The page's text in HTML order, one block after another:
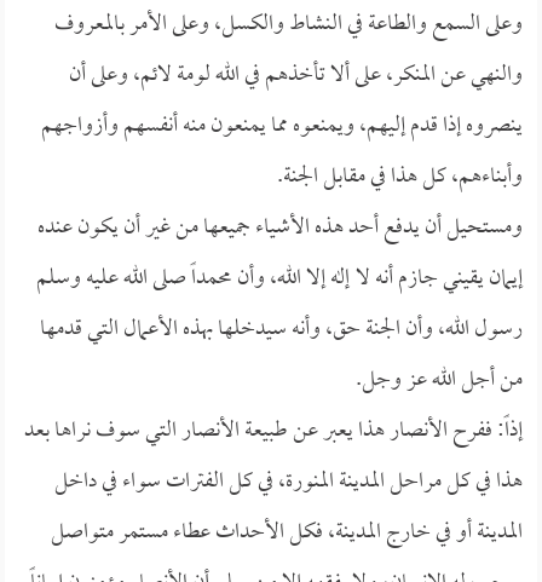
وعلى السمع والطاعة في النشاط والكسل، وعلى الأمر بالمعروف
والنهي عن المنكر، على ألا تأخذهم في الله لومة لائم، وعلى أن
ينصروه إذا قدم إليهم، ويمنعوه مما يمنعون منه أنفسهم وأزواجهم
وأبناءهم، كل هذا في مقابل الجنة.
ومستحيل أن يدفع أحد هذه الأشياء جميعها من غير أن يكون عنده
إيمان يقيني جازم أنه لا إله إلا الله، وأن محمداً صلى الله عليه وسلم
رسول الله، وأن الجنة حق، وأنه سيدخلها بهذه الأعمال التي قدمها
من أجل الله عز وجل.
إذاً: ففرح الأنصار هذا يعبر عن طبيعة الأنصار التي سوف نراها بعد
هذا في كل مراحل المدينة المنورة، في كل الفترات سواء في داخل
المدينة أو في خارج المدينة، فكل الأحداث عطاء مستمر متواصل